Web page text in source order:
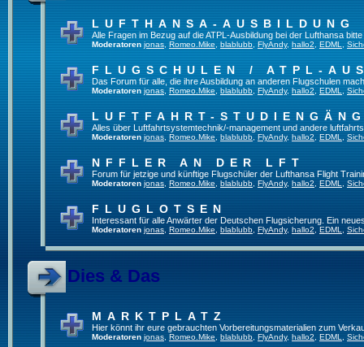
LUFTHANSA-AUSBILDUNG
Alle Fragen im Bezug auf die ATPL-Ausbildung bei der Lufthansa
Moderatoren jonas Romeo.Mike blablubb FlyAndy, hallo2 EDML
FLUGSCHULEN / ATPL-
Das Forum für alle, die ihre Ausbildung an anderen Flugschulen
Moderatoren jonas Romeo.Mike blablubb FlyAndy, hallo2 EDML
LUFTFAHRT-
Alles über Luftfahrtsystemtechnik/-management und andere
Moderatoren jonas Romeo.Mike blablubb FlyAndy, hallo2 EDML
NFFLER AN DER LFT
Forum für jetzige und künftige Flugschüler der Lufthansa Flight
Moderatoren jonas Romeo.Mike blablubb FlyAndy, hallo2 EDML
FLUGLOTSEN
Interessant für alle Anwärter der Deutschen Flugsicherung. Ein
Moderatoren jonas Romeo.Mike blablubb FlyAndy, hallo2 EDML
Dies & Das
MARKTPLATZ
Hier könnt ihr eure gebrauchten Vorbereitungsmaterialien zum
Moderatoren jonas Romeo.Mike blablubb FlyAndy, hallo2 EDML